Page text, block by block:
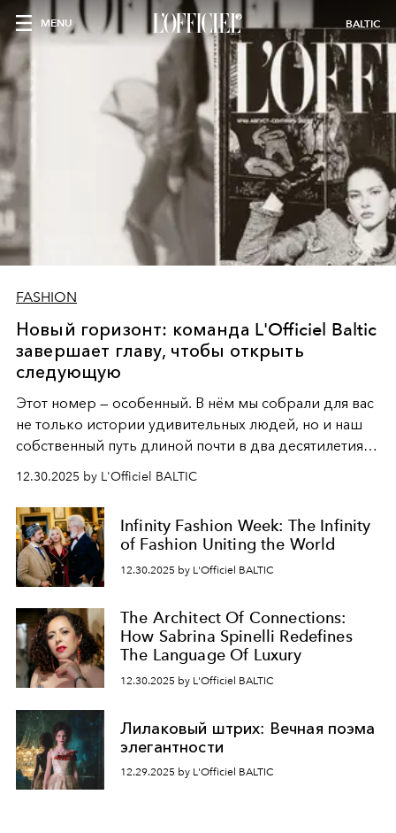
MENU BALTIC
FASHION
Новый горизонт: команда L'Officiel Baltic
завершает главу, чтобы открыть
следующую
Этот номер — особенный. В нём мы собрали для вас
не только истории удивительных людей, но и наш
собственный путь длиной почти в два десятилетия.
Вместо привычного подведения итогов мы от всей
души говорим спасибо каждому, кто был с нами все
эти годы. И ни в коем случае не прощаемся. С
самыми искренними пожеланиями и теплом, ваша
командаL’Officiel Baltic.
12.30.2025 by L'Officiel BALTIC
Infinity Fashion Week: The Infinity
of Fashion Uniting the World
12.30.2025 by L'Officiel BALTIC
The Architect Of Connections:
How Sabrina Spinelli Redefines
The Language Of Luxury
12.30.2025 by L'Officiel BALTIC
Лилаковый штрих: Вечная поэма
элегантности
12.29.2025 by L'Officiel BALTIC